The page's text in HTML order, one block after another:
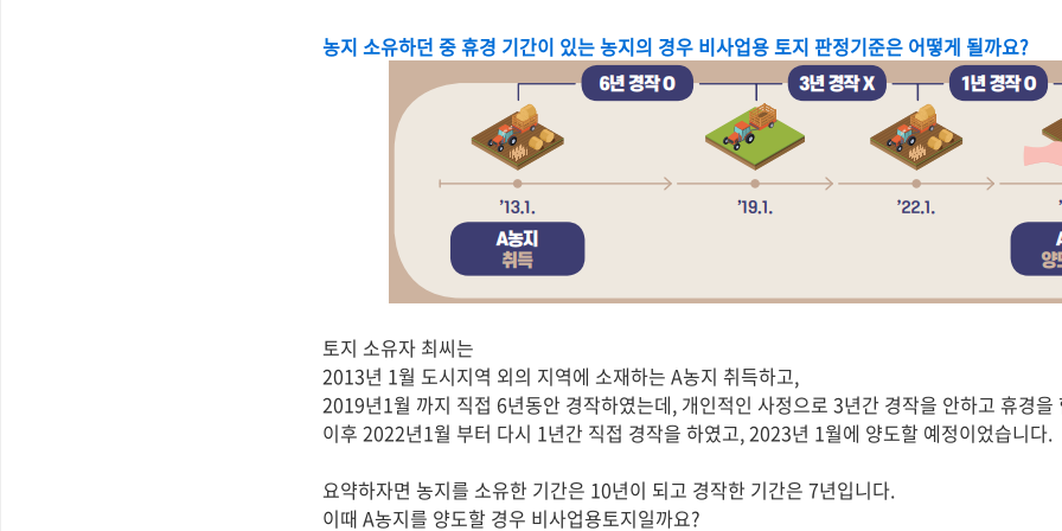
농지 소유하던 중 휴경 기간이 있는 농지의 경우 비사업용 토지 판정기준은 어떻게 될까요?
토지 소유자 최씨는
2013년 1월 도시지역 외의 지역에 소재하는 A농지 취득하고,
2019년1월 까지 직접 6년동안 경작하였는데, 개인적인 사정으로 3년간 경작을 안하고 휴경을
이후 2022년1월 부터 다시 1년간 직접 경작을 하였고, 2023년 1월에 양도할 예정이었습니다.
요약하자면 농지를 소유한 기간은 10년이 되고 경작한 기간은 7년입니다.
이때 A농지를 양도할 경우 비사업용토지일까요?